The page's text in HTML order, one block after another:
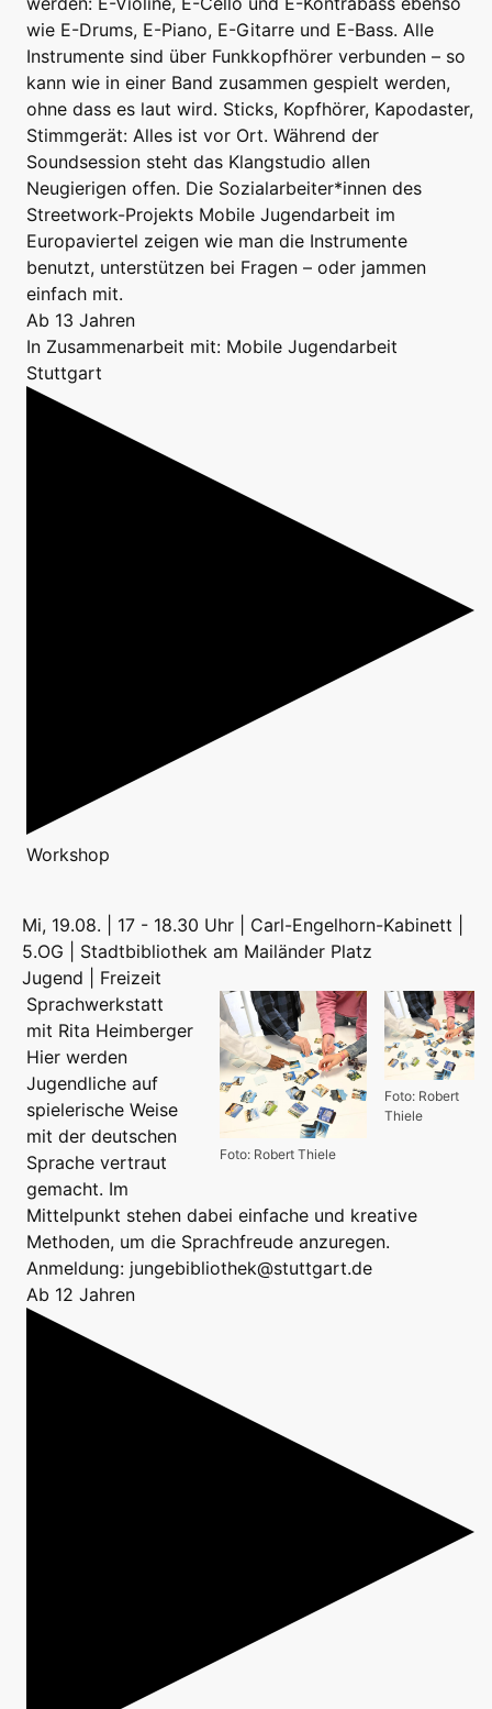
wie E-Drums, E-Piano, E-Gitarre und E-Bass. Alle
Instrumente sind über Funkkopfhörer verbunden – so
kann wie in einer Band zusammen gespielt werden,
ohne dass es laut wird. Sticks, Kopfhörer, Kapodaster,
Stimmgerät: Alles ist vor Ort. Während der
Soundsession steht das Klangstudio allen
Neugierigen offen. Die Sozialarbeiter*innen des
Streetwork-Projekts Mobile Jugendarbeit im
Europaviertel zeigen wie man die Instrumente
benutzt, unterstützen bei Fragen – oder jammen
einfach mit.
Ab 13 Jahren
In Zusammenarbeit mit: Mobile Jugendarbeit
Stuttgart
Workshop
Mi, 19.08. | 17 - 18.30 Uhr | Carl-Engelhorn-Kabinett |
5.OG | Stadtbibliothek am Mailänder Platz
Jugend | Freizeit
Foto: Robert
Thiele
Foto: Robert Thiele
Sprachwerkstatt
mit Rita Heimberger
Hier werden
Jugendliche auf
spielerische Weise
mit der deutschen
Sprache vertraut
gemacht. Im
Mittelpunkt stehen dabei einfache und kreative
Methoden, um die Sprachfreude anzuregen.
Anmeldung: jungebibliothek@stuttgart.de
Ab 12 Jahren